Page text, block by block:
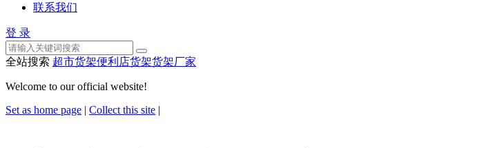
联系我们
登 录
全站搜索 超市货架便利店货架货架厂家
Welcome to our official website!
Set as home page | Collect this site |